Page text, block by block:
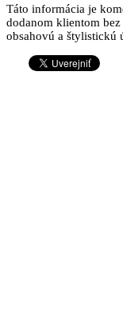
Táto informácia je
dodanom klientom
obsahovú a štylistickú